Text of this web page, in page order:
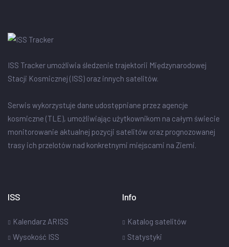
ISS Tracker umożliwia śledzenie trajektorii Międzynarodowej
Stacji Kosmicznej (ISS) oraz innych satelitów.
Serwis wykorzystuje dane udostępniane przez agencje
kosmiczne (TLE), umożliwiając użytkownikom na całym świecie
monitorowanie aktualnej pozycji satelitów oraz prognozowanej
trasy ich przelotów nad konkretnymi miejscami na Ziemi.
ISS
Kalendarz ARISS
Wysokość ISS
Info
Katalog satelitów
Statystyki